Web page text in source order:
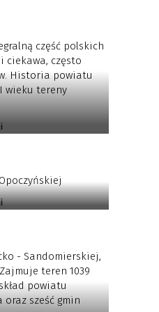
część polskich
ciekawa, często
Historia powiatu
wieku tereny
- Sandomierskiej,
teren 1039
powiatu
oraz sześć gmin